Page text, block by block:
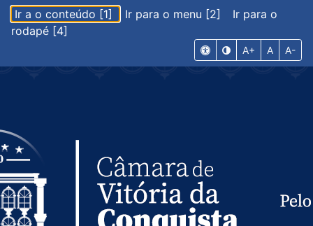
Ir a o conteúdo [1] Ir para o menu [2]
Ir para o
rodapé [4]
A+ A A-